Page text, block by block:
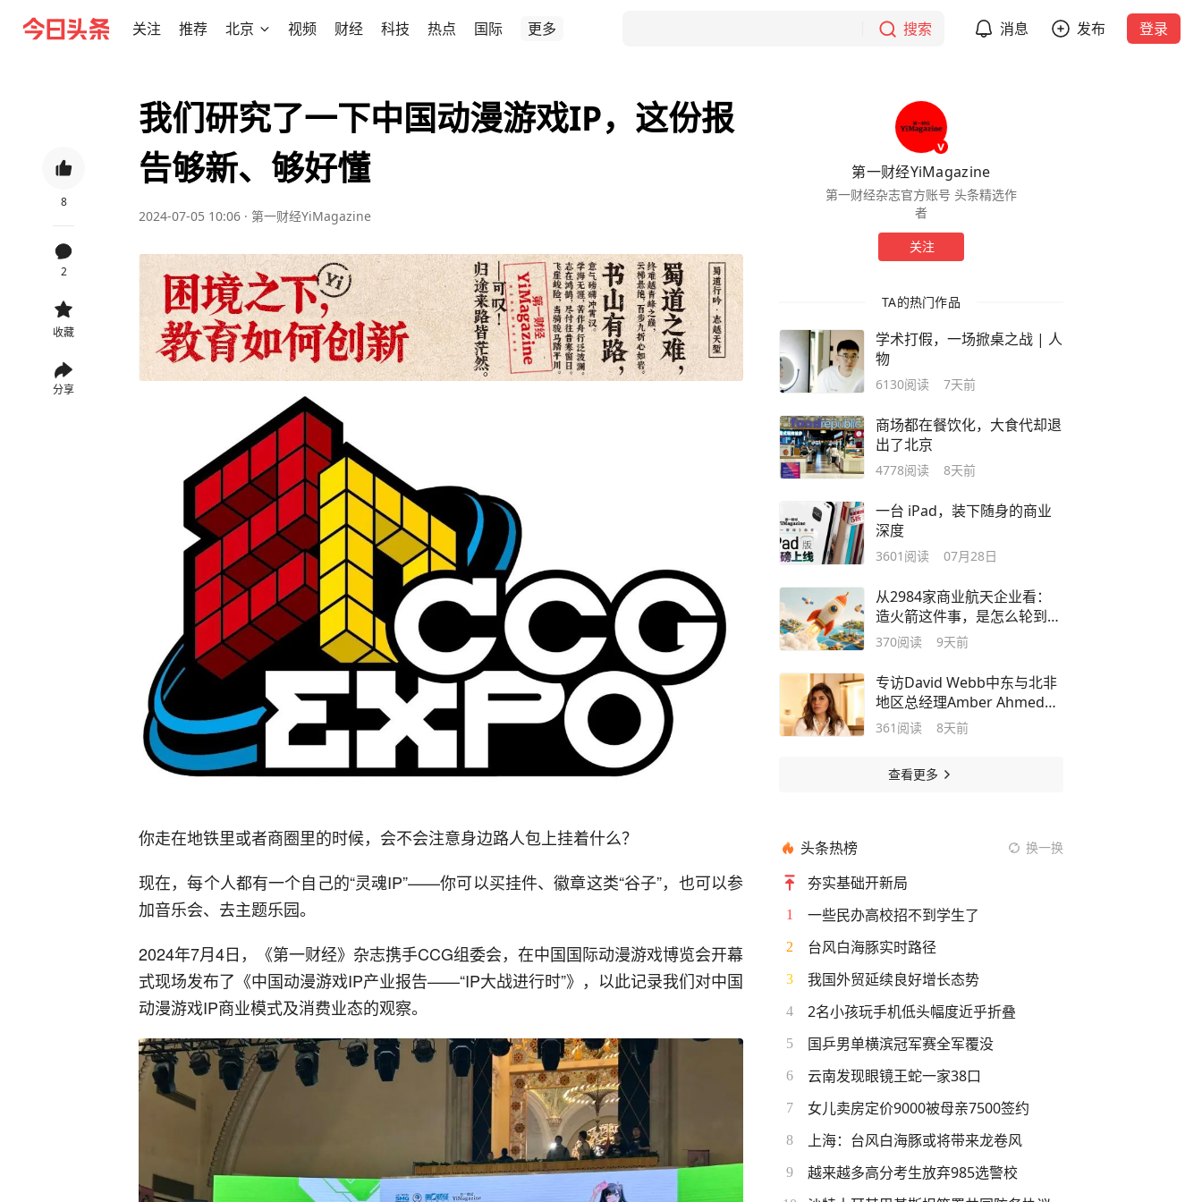
关注 推荐 北京 视频 财经 科技 热点 国际 更多 搜索 消息 发布 登录
8
2
收藏
分享
我们研究了一下中国动漫游戏IP，这份报
告够新、够好懂
2024-07-05 10:06 · 第一财经YiMagazine
你走在地铁里或者商圈里的时候，会不会注意身边路人包上挂着什么？
现在，每个人都有一个自己的“灵魂IP”——你可以买挂件、徽章这类“谷子”，也可以参
加音乐会、去主题乐园。
2024年7月4日，《第一财经》杂志携手CCG组委会，在中国国际动漫游戏博览会开幕
式现场发布了《中国动漫游戏IP产业报告——“IP大战进行时”》，以此记录我们对中国
动漫游戏IP商业模式及消费业态的观察。
第一财经YiMagazine
第一财经杂志官方账号 头条精选作
者
关注
TA的热门作品
学术打假，一场掀桌之战 | 人
物
6130阅读 7天前
商场都在餐饮化，大食代却退
出了北京
4778阅读 8天前
一台 iPad，装下随身的商业
深度
3601 阅读 07月28日
从2984家商业航天企业看：
造火箭这件事，是怎么轮到小
城市的
370阅读 9天前
专访David Webb中东与北非
地区总经理Amber Ahmed：
一个美国奢侈珠宝品牌的阿布
361 阅读 8天前
查看更多
头条热榜 换一换
夯实基础开新局
1 一些民办高校招不到学生了
2 台风白海豚实时路径
3 我国外贸延续良好增长态势
4 2名小孩玩手机低头幅度近乎折叠
5 国乒男单横滨冠军赛全军覆没
6 云南发现眼镜王蛇一家38口
7 女儿卖房定价9000被母亲7500签约
8 上海：台风白海豚或将带来龙卷风
9 越来越多高分考生放弃985选警校